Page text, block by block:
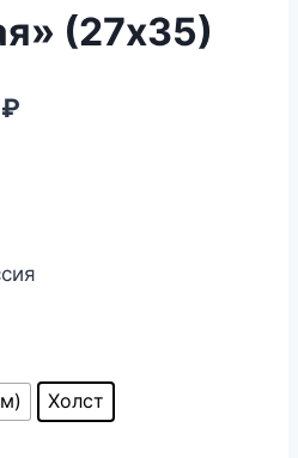
(27х35)
₽
Холст